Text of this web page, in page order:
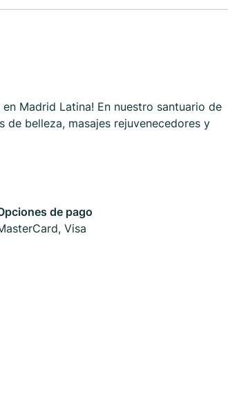
Madrid Latina! En nuestro santuario de
belleza, masajes rejuvenecedores y
de pago
Visa